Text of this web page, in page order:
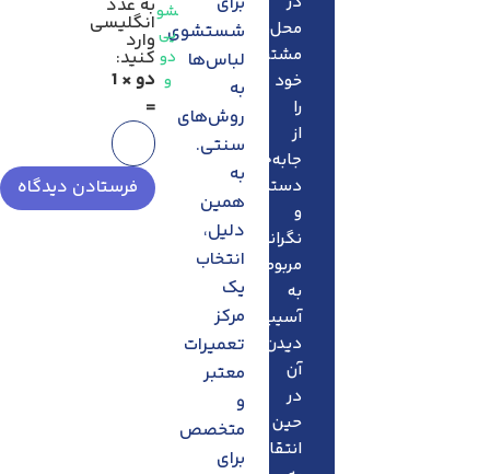
محل،
مشتریان
خود
را
از
جابه‌جایی
دستگاه
و
نگرانی‌های
مربوط
به
آسیب
دیدن
آن
در
حین
انتقال
شستشوی
لباس‌ها
به
روش‌های
سنتی.
به
همین
دلیل،
انتخاب
یک
مرکز
تعمیرات
معتبر
و
متخصص
برای
شو
یی
دو
و
به عدد
انگلیسی
وارد
کنید:
دو × 1
=